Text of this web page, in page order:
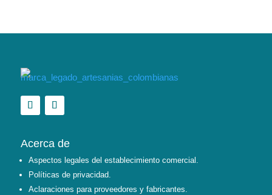
Acerca de
Aspectos legales del establecimiento comercial.
Políticas de privacidad.
Aclaraciones para proveedores y fabricantes.